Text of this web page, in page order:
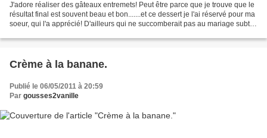
J'adore réaliser des gâteaux entremets! Peut être parce que je trouve que le
résultat final est souvent beau et bon.......et ce dessert je l'ai réservé pour ma
soeur, qui l'a apprécié! D'ailleurs qui ne succomberait pas au mariage subtil
Crème à la banane.
Publié le 06/05/2011 à 20:59
Par gousses2vanille